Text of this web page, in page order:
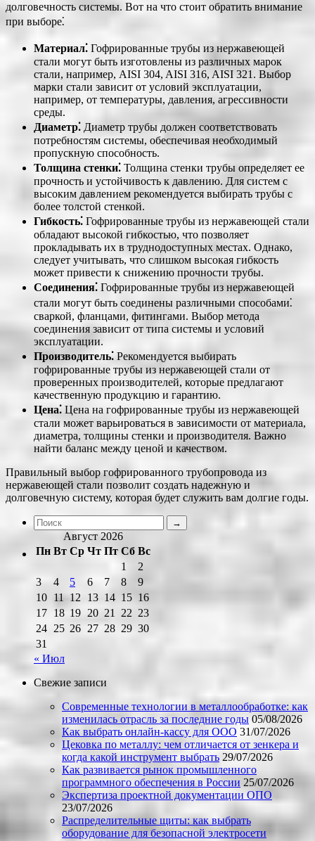
долговечность системы. Вот на что стоит обратить внимание
при выборе⁚
Материал⁚ Гофрированные трубы из нержавеющей
стали могут быть изготовлены из различных марок
стали, например, AISI 304, AISI 316, AISI 321. Выбор
марки стали зависит от условий эксплуатации,
например, от температуры, давления, агрессивности
среды.
Диаметр⁚ Диаметр трубы должен соответствовать
потребностям системы, обеспечивая необходимый
пропускную способность.
Толщина стенки⁚ Толщина стенки трубы определяет ее
прочность и устойчивость к давлению. Для систем с
высоким давлением рекомендуется выбирать трубы с
более толстой стенкой.
Гибкость⁚ Гофрированные трубы из нержавеющей стали
обладают высокой гибкостью, что позволяет
прокладывать их в труднодоступных местах. Однако,
следует учитывать, что слишком высокая гибкость
может привести к снижению прочности трубы.
Соединения⁚ Гофрированные трубы из нержавеющей
стали могут быть соединены различными способами⁚
сваркой, фланцами, фитингами. Выбор метода
соединения зависит от типа системы и условий
эксплуатации.
Производитель⁚ Рекомендуется выбирать
гофрированные трубы из нержавеющей стали от
проверенных производителей, которые предлагают
качественную продукцию и гарантию.
Цена⁚ Цена на гофрированные трубы из нержавеющей
стали может варьироваться в зависимости от материала,
диаметра, толщины стенки и производителя. Важно
найти баланс между ценой и качеством.
Правильный выбор гофрированного трубопровода из
нержавеющей стали позволит создать надежную и
долговечную систему, которая будет служить вам долгие годы.
Август 2026
Пн Вт Ср Чт Пт Сб Вс
1
2
3
4 5 6 7 8
9
10 11 12 13 14 15 16
17 18 19 20 21 22 23
24 25 26 27 28 29 30
31
« Июл
Свежие записи
Современные технологии в металлообработке: как
изменилась отрасль за последние годы 05/08/2026
Как выбрать онлайн-кассу для ООО 31/07/2026
Цековка по металлу: чем отличается от зенкера и
когда какой инструмент выбрать 29/07/2026
Как развивается рынок промышленного
программного обеспечения в России 25/07/2026
Экспертиза проектной документации ОПО
23/07/2026
Распределительные щиты: как выбрать
оборудование для безопасной электросети